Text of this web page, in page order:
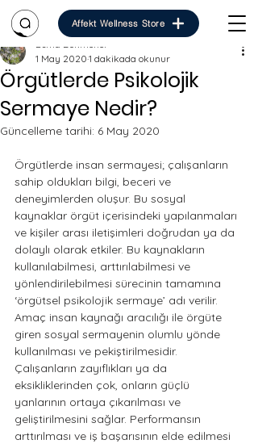
Affekt Wellness Store
Örgütlerde Psikolojik
Sermaye Nedir?
Esma Dökmener
1 May 2020 1 dakikada okunur
Güncelleme tarihi: 6 May 2020
Örgütlerde insan sermayesi; çalışanların
sahip oldukları bilgi, beceri ve
deneyimlerden oluşur. Bu sosyal
kaynaklar örgüt içerisindeki yapılanmaları
ve kişiler arası iletişimleri doğrudan ya da
dolaylı olarak etkiler. Bu kaynakların
kullanılabilmesi, arttırılabilmesi ve
yönlendirilebilmesi sürecinin tamamına
‘örgütsel psikolojik sermaye’ adı verilir.
Amaç insan kaynağı aracılığı ile örgüte
giren sosyal sermayenin olumlu yönde
kullanılması ve pekiştirilmesidir.
Çalışanların zayıflıkları ya da
eksikliklerinden çok, onların güçlü
yanlarının ortaya çıkarılması ve
geliştirilmesini sağlar. Performansın
arttırılması ve iş başarısının elde edilmesi